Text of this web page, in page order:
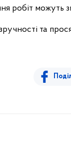
робіт можуть
та